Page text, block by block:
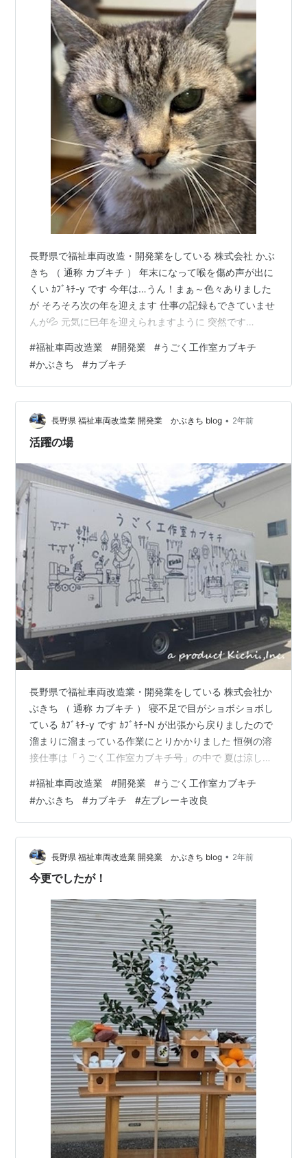
長野県で福祉車両改造・開発業をしている 株式会社 かぶ
きち （ 通称 カブキチ ） 年末になって喉を傷め声が出に
くい ｶﾌﾞｷﾁ-y です 今年は…うん！まぁ～色々ありました
が そろそろ次の年を迎えます 仕事の記録もできていませ
んが💦 元気に巳年を迎えられますように 突然です
の ご挨拶 今年もお世話になりました 来年も よろしくお
願いいたします 小雪 小夏 はな 以上 かぶきちメンバー で
した 年末・年始休業日 12月28日～1月5日 となります よ
ろしくお願いいたします よいお年をお迎えください
#福祉車両改造業 #開発業 #うごく工作室カブキチ
#かぶきち #カブキチ
長野県 福祉車両改造業 開発業 かぶきち blog • 2年前
活躍の場
長野県で福祉車両改造業・開発業をしている 株式会社か
ぶきち （ 通称 カブキチ ） 寝不足で目がショボショボし
ている ｶﾌﾞｷﾁ-y です ｶﾌﾞｷﾁ-N が出張から戻りましたので
溜まりに溜まっている作業にとりかかりました 恒例の溶
接仕事は「うごく工作室カブキチ号」の中で 夏は涼しく
らは「日産キャラバン 左ブレーキ改良 」 ｶﾌﾞｷﾁ-y 初見と
なります どうなるのかな？ 説明は聞いていますが 現物
を見るのが一番です 経験からポジションを決めるそう
で… そういう所！やっぱり凄いと思います お客様からの
信頼があるのも理解できます 快…
#福祉車両改造業 #開発業 #うごく工作室カブキチ
#かぶきち #カブキチ #左ブレーキ改良
長野県 福祉車両改造業 開発業 かぶきち blog • 2年前
今更でしたが！